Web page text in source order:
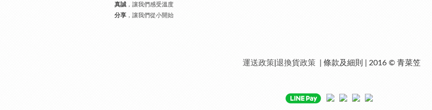
真誠 ，讓我們感受溫度
分享 ，讓我們從小開始
運送政策 退換貨政策 | 條款及細則 | 2016 © 青菜笠